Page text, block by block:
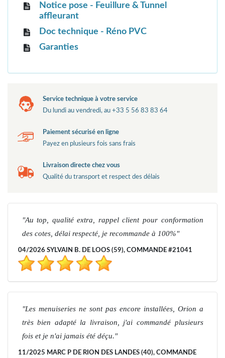
Notice pose - Feuillure & Tunnel
affleurant
Doc technique - Réno PVC
Garanties
Service technique à votre service
Du lundi au vendredi, au +33 5 56 83 83 64
Paiement sécurisé en ligne
Payez en plusieurs fois sans frais
Livraison directe chez vous
Qualité du transport et respect des délais
Au top, qualité extra, rappel client pour conformation
des cotes, délai respecté, je recommande à 100%
04/2026 SYLVAIN B. DE LOOS (59), COMMANDE #21041
Les menuiseries ne sont pas encore installées, Orion a
très bien adapté la livraison, j'ai commandé plusieurs
fois et je n'ai jamais été déçu.
11/2025 MARC P DE RION DES LANDES (40), COMMANDE